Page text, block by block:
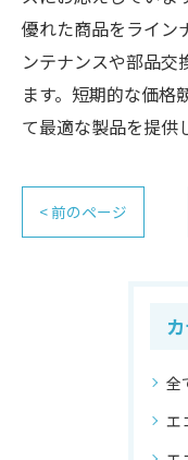
優れた商品をライン
ンテナンスや部品交
ます。短期的な価格
て最適な製品を提供
< 前のページ
全
エ